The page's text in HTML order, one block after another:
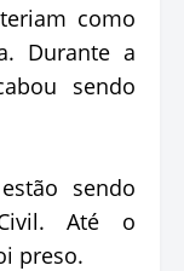
como
Durante a
sendo
sendo
Até o
preso.